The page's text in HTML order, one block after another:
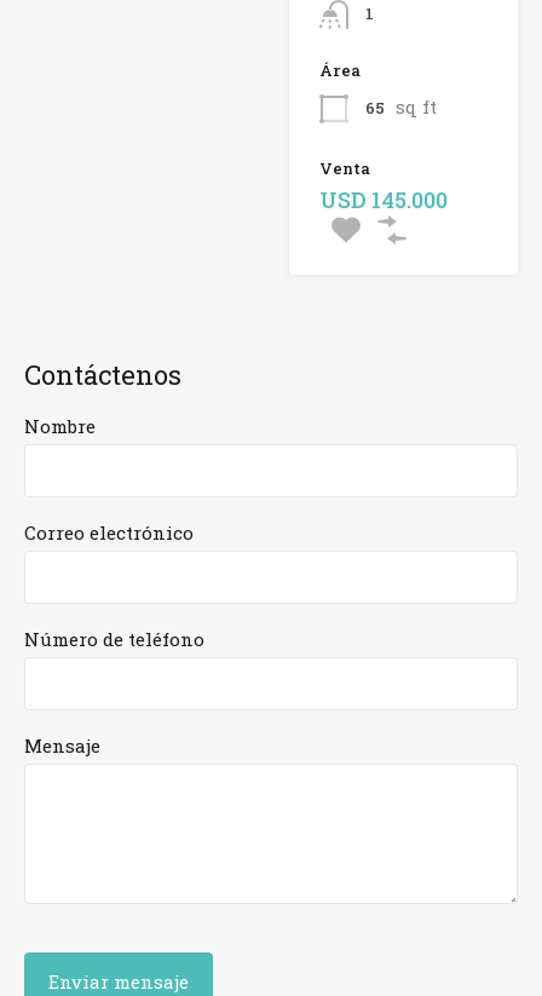
1
Área
65 sq ft
Venta
USD 145.000
Contáctenos
Nombre
Correo electrónico
Número de teléfono
Mensaje